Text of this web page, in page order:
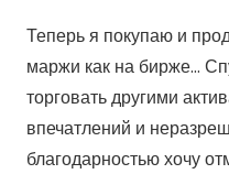
Теперь я покупаю и
маржи как на бирже…
торговать другими
впечатлений и
благодарностью хочу